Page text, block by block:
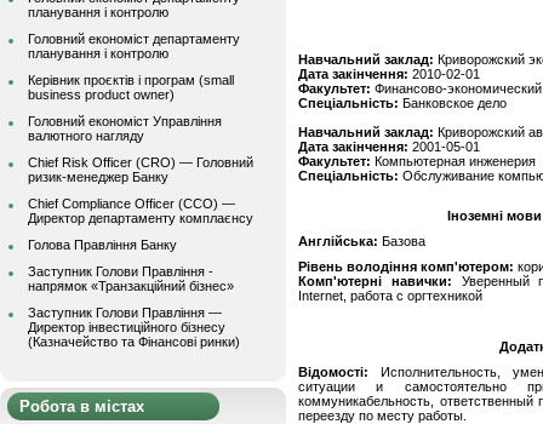
планування і контролю
Головний економіст департаменту
планування і контролю
Керівник проєктів і програм (small
business product owner)
Головний економіст Управління
валютного нагляду
Chief Risk Officer (CRO) — Головний
ризик-менеджер Банку
Chief Compliance Officer (CCO) —
Директор департаменту комплаєнсу
Голова Правління Банку
Заступник Голови Правління -
напрямок «Транзакційний бізнес»
Заступник Голови Правління —
Директор інвестиційного бізнесу
(Казначейство та Фінансові ринки)
Робота в містах
Навчальний заклад: Криворожский
Дата закінчення: 2010-02-01
Факультет: Финансово-экономический
Спеціальність: Банковское дело
Навчальний заклад: Криворожский
Дата закінчення: 2001-05-01
Факультет: Компьютерная инженерия
Спеціальність: Обслуживание
Іноземні
Англійська: Базова
Рівень володіння комп'ютером:
Комп'ютерні навички: Уверенный
Internet, работа с оргтехникой
Відомості: Исполнительность,
ситуации и самостоятельно
коммуникабельность,
переезду по месту работы.